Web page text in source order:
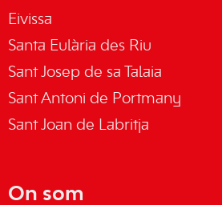
Eivissa
Santa Eulària des Riu
Sant Josep de sa Talaia
Sant Antoni de Portmany
Sant Joan de Labritja
On som